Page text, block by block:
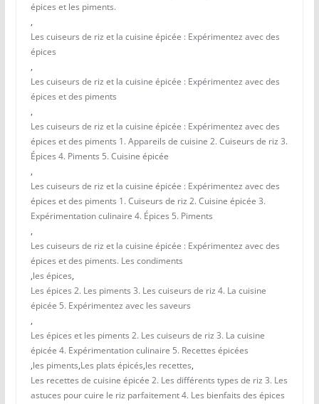
épices et les piments.
,
Les cuiseurs de riz et la cuisine épicée : Expérimentez avec des
épices
,
Les cuiseurs de riz et la cuisine épicée : Expérimentez avec des
épices et des piments
,
Les cuiseurs de riz et la cuisine épicée : Expérimentez avec des
épices et des piments 1. Appareils de cuisine 2. Cuiseurs de riz 3.
Épices 4. Piments 5. Cuisine épicée
,
Les cuiseurs de riz et la cuisine épicée : Expérimentez avec des
épices et des piments 1. Cuiseurs de riz 2. Cuisine épicée 3.
Expérimentation culinaire 4. Épices 5. Piments
,
Les cuiseurs de riz et la cuisine épicée : Expérimentez avec des
épices et des piments. Les condiments
,les épices,
Les épices 2. Les piments 3. Les cuiseurs de riz 4. La cuisine
épicée 5. Expérimentez avec les saveurs
,
Les épices et les piments 2. Les cuiseurs de riz 3. La cuisine
épicée 4. Expérimentation culinaire 5. Recettes épicées
,les piments,Les plats épicés,les recettes,
Les recettes de cuisine épicée 2. Les différents types de riz 3. Les
astuces pour cuire le riz parfaitement 4. Les bienfaits des épices